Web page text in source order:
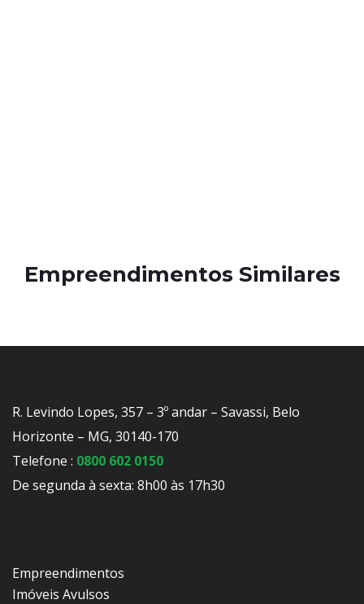
Empreendimentos Similares
R. Levindo Lopes, 357 – 3º andar – Savassi, Belo
Horizonte – MG, 30140-170
Telefone : 0800 602 0150
De segunda à sexta: 8h00 às 17h30
Empreendimentos
Imóveis Avulsos